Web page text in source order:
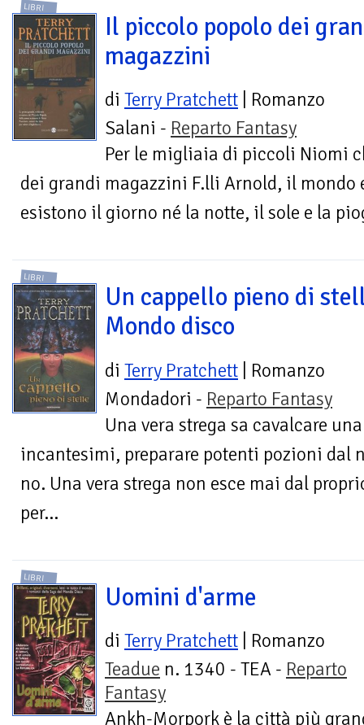
LIBRI
Il piccolo popolo dei
magazzini
di Terry Pratchett | Romanzo
Salani - Reparto Fantasy
Per le migliaia di piccoli Niomi
dei grandi magazzini F.lli Arnold, il mondo
esistono il giorno né la notte, il sole e la
LIBRI
Un cappello pieno di
Mondo disco
di Terry Pratchett | Romanzo
Mondadori - Reparto Fantasy
Una vera strega sa cavalcare
incantesimi, preparare potenti pozioni dal
no. Una vera strega non esce mai dal
per...
LIBRI
Uomini d'arme
di Terry Pratchett | Romanzo
Teadue n. 1340 - TEA - Reparto
Fantasy
Ankh-Morpork è la città più